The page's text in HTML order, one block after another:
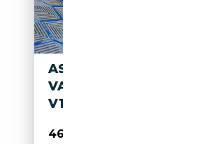
ASTON MARTIN DB 7
VANTAGE VOLANTE
V12 6.0L 420CV
46 990€